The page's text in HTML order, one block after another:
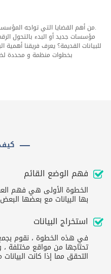
.من أهم القضايا التي تواجه
مؤسسات جديد أو البدء بالتحول
للبيانات القديمة؟ يعرف فريقنا أهمية
بخطوات منظمة و محددة
فهم الوضع القائم
الخطوة الأولى هي فهم
بها البيانات مع بعضها
استخراج البيانات
في هذه الخطوة ، نقوم بجمع
تحتاجها من مواقع مختلفة ،
التحقق مما إذا كانت